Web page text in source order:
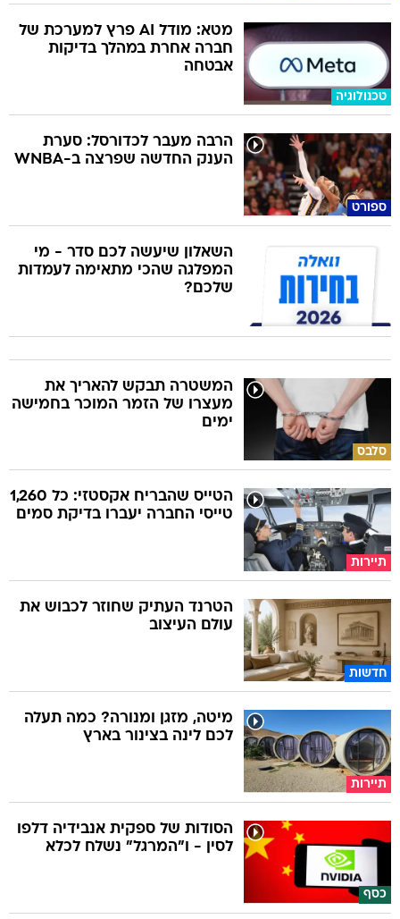
טכנולוגיה
מטא: מודל AI פרץ למערכת של
חברה אחרת במהלך בדיקות
אבטחה
ספורט
הרבה מעבר לכדורסל: סערת
הענק החדשה שפרצה ב-WNBA
השאלון שיעשה לכם סדר - מי
המפלגה שהכי מתאימה לעמדות
שלכם?
סלבס
המשטרה תבקש להאריך את
מעצרו של הזמר המוכר בחמישה
ימים
תיירות
הטייס שהבריח אקסטזי: כל 1,260
טייסי החברה יעברו בדיקת סמים
חדשות
הטרנד העתיק שחוזר לכבוש את
עולם העיצוב
תיירות
מיטה, מזגן ומנורה? כמה תעלה
לכם לינה בצינור בארץ
כסף
הסודות של ספקית אנבידיה דלפו
לסין - ו"המרגל" נשלח לכלא